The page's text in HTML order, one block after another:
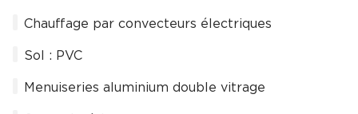
Chauffage par convecteurs électriques
Sol : PVC
Menuiseries aluminium double vitrage